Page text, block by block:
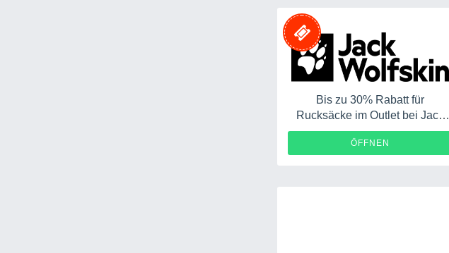
Bis zu 30% Rabatt für
Rucksäcke im Outlet bei Jack
Wolfskin
ÖFFNEN